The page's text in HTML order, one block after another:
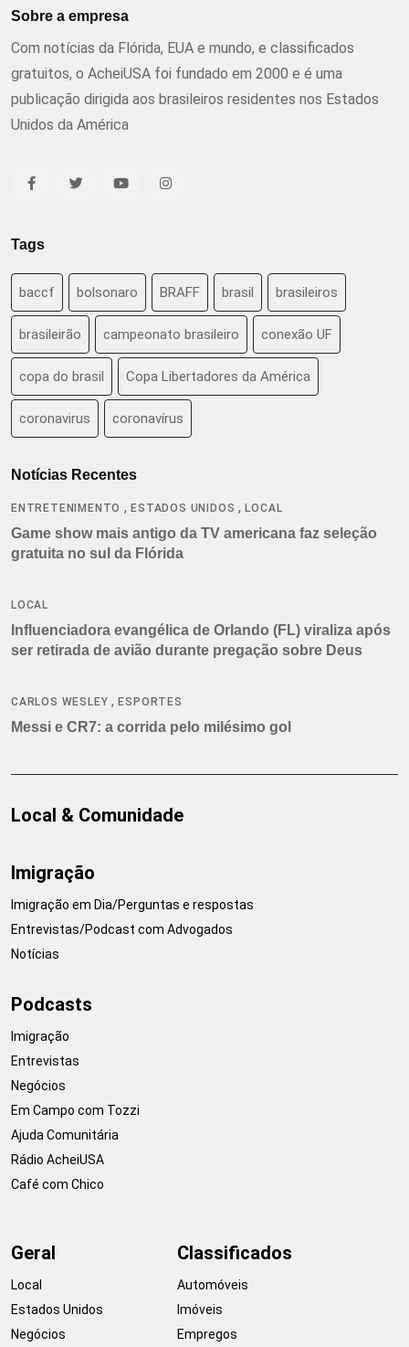
Sobre a empresa
Com notícias da Flórida, EUA e mundo, e classificados
gratuitos, o AcheiUSA foi fundado em 2000 e é uma
publicação dirigida aos brasileiros residentes nos Estados
Unidos da América
Tags
baccf bolsonaro BRAFF brasil brasileiros
brasileirão campeonato brasileiro conexão UF
copa do brasil Copa Libertadores da América
coronavirus coronavírus
Notícias Recentes
ENTRETENIMENTO ,ESTADOS UNIDOS ,LOCAL
Game show mais antigo da TV americana faz seleção
gratuita no sul da Flórida
LOCAL
Influenciadora evangélica de Orlando (FL) viraliza após
ser retirada de avião durante pregação sobre Deus
CARLOS WESLEY ,ESPORTES
Messi e CR7: a corrida pelo milésimo gol
Local & Comunidade
Imigração
Imigração em Dia/Perguntas e respostas
Entrevistas/Podcast com Advogados
Notícias
Podcasts
Imigração
Entrevistas
Negócios
Em Campo com Tozzi
Ajuda Comunitária
Rádio AcheiUSA
Café com Chico
Geral
Local
Estados Unidos
Negócios
Classificados
Automóveis
Imóveis
Empregos